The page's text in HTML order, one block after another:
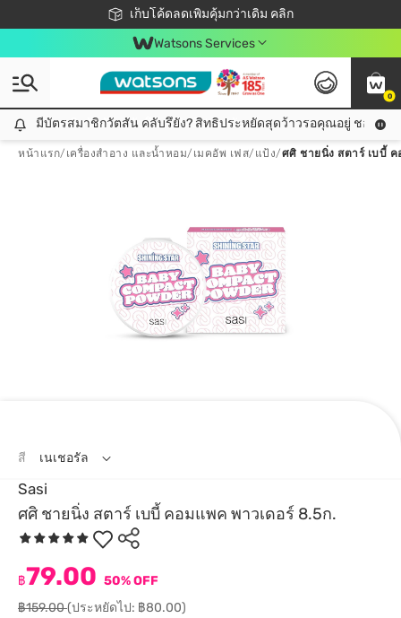
เก็บโค้ดลดเพิ่มคุ้มกว่าเดิม คลิก
ชอปออนไลน์ครั้งแรก ลดเพิ่มจุก ๆ 10%! 🎉
📦ส่งฟรี! เมื่อชอป 499฿
สมาชิกวัตสัน คลับดียังไง?
Watsons Services
0
มีบัตรสมาชิกวัตสัน คลับรึยัง? สิทธิประหยัดสุดว้าวรอคุณอยู่ ชอปคุ้มกว่าเดิม คลิก!
มีบัตรสมาชิกวัตสัน คลับรึยัง? สิทธิประหยัดสุดว้าวรอคุณอยู่ ชอปคุ้มก
หน้าแรก/ เครื่องสำอาง และน้ำหอม/ เมคอัพ เฟส/ แป้ง/ศศิ ชายนิ่ง สตาร์ เบบี้
Sasi
ศศิ ชายนิ่ง สตาร์ เบบี้ คอมแพค พาวเดอร์ 8.5ก.
฿79.00 50% OFF
฿159.00(ประหยัดไป: ฿80.00)
สี เนเชอรัล